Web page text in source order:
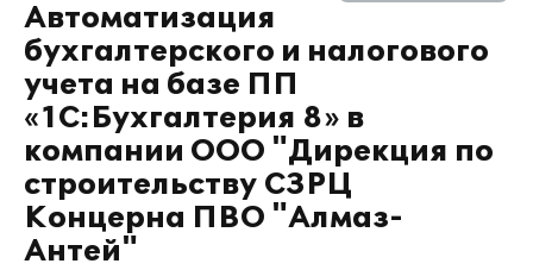
Автоматизация
бухгалтерского и налогового
учета на базе ПП
«1C:Бухгалтерия 8» в
компании ООО "Дирекция по
строительству СЗРЦ
Концерна ПВО "Алмаз-
Антей"